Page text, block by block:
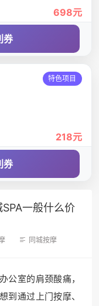
698元
券
特色项目
218元
券
一般什么价
同城按摩
公室的肩颈酸痛，
到通过上门按摩、